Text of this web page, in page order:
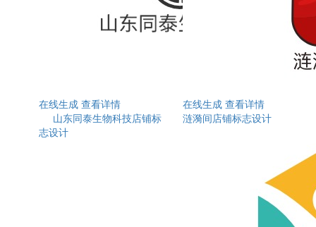
在线生成 查看详情
山东同泰生物科技店铺标
志设计
在线生成 查看详情
涟漪间店铺标志设计